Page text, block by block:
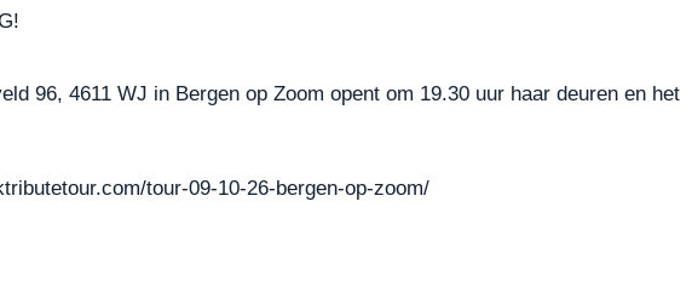
96, 4611 WJ in Bergen op Zoom opent om 19.30 uur haar deuren en het
tour-09-10-26-bergen-op-zoom/